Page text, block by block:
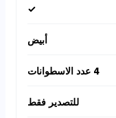
✓
أبيض
4 عدد الاسطوانات
للتصدير فقط